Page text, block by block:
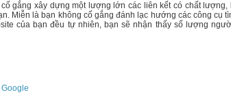
gắng xây dựng một lượng lớn các liên kết có chất lượng,
Miễn là bạn không cố gắng đánh lạc hướng các công cụ
của bạn đều tự nhiên, bạn sẽ nhận thấy số lượng